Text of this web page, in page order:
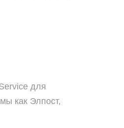
для
как Элпост,